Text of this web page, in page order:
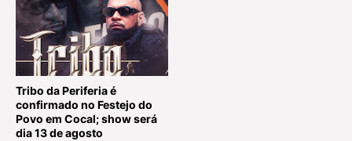
Tribo da Periferia é
confirmado no Festejo do
Povo em Cocal; show será
dia 13 de agosto